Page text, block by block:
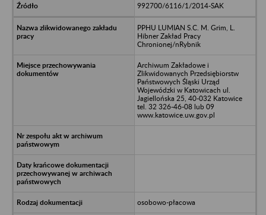
992700/6116/1/2014-SAK
PPHU LUMIAN S.C. M. Grim, L.
Hibner Zakład Pracy
Chronionej/nRybnik
Archiwum Zakładowe i
Zlikwidowanych Przedsiębiorstw
Państwowych Śląski Urząd
Wojewódzki w Katowicach ul.
Jagiellońska 25, 40-032 Katowice
tel. 32 326-46-08 lub 09
www.katowice.uw.gov.pl
osobowo-płacowa